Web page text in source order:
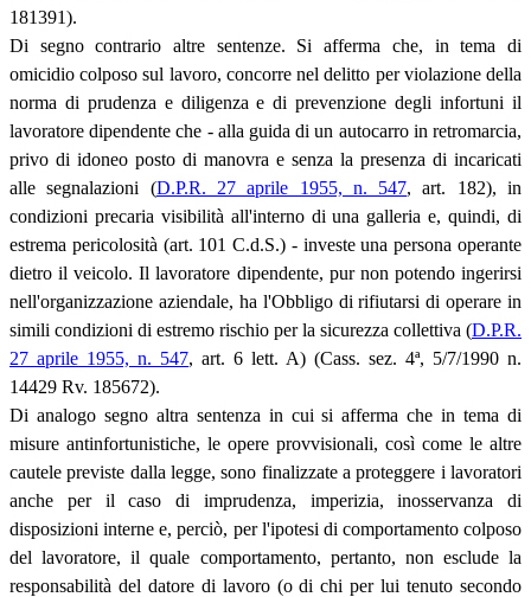
181391).
Di segno contrario altre sentenze. Si afferma che, in tema di
omicidio colposo sul lavoro, concorre nel delitto per violazione della
norma di prudenza e diligenza e di prevenzione degli infortuni il
lavoratore dipendente che - alla guida di un autocarro in retromarcia,
privo di idoneo posto di manovra e senza la presenza di incaricati
alle segnalazioni (D.P.R. 27 aprile 1955, n. 547, art. 182), in
condizioni precaria visibilità all'interno di una galleria e, quindi, di
estrema pericolosità (art. 101 C.d.S.) - investe una persona operante
dietro il veicolo. Il lavoratore dipendente, pur non potendo ingerirsi
nell'organizzazione aziendale, ha l'Obbligo di rifiutarsi di operare in
simili condizioni di estremo rischio per la sicurezza collettiva (D.P.R.
27 aprile 1955, n. 547, art. 6 lett. A) (Cass. sez. 4ª, 5/7/1990 n.
14429 Rv. 185672).
Di analogo segno altra sentenza in cui si afferma che in tema di
misure antinfortunistiche, le opere provvisionali, così come le altre
cautele previste dalla legge, sono finalizzate a proteggere i lavoratori
anche per il caso di imprudenza, imperizia, inosservanza di
disposizioni interne e, perciò, per l'ipotesi di comportamento colposo
del lavoratore, il quale comportamento, pertanto, non esclude la
responsabilità del datore di lavoro (o di chi per lui tenuto secondo